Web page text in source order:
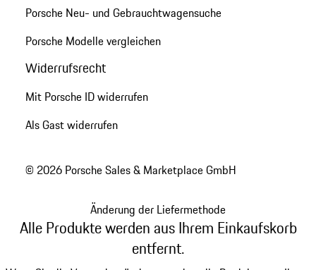
Porsche Neu- und Gebrauchtwagensuche
Porsche Modelle vergleichen
Widerrufsrecht
Mit Porsche ID widerrufen
Als Gast widerrufen
© 2026 Porsche Sales & Marketplace GmbH
Änderung der Liefermethode
Alle Produkte werden aus Ihrem Einkaufskorb
entfernt.